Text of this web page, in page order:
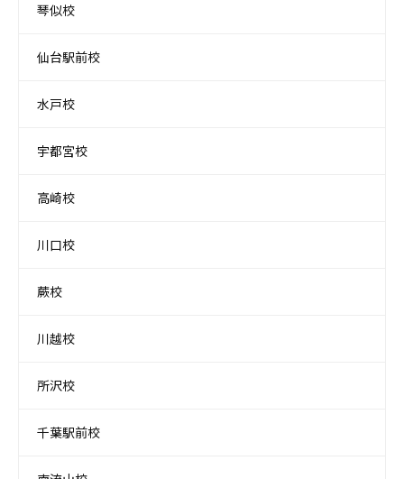
琴似校
仙台駅前校
水戸校
宇都宮校
高崎校
川口校
蕨校
川越校
所沢校
千葉駅前校